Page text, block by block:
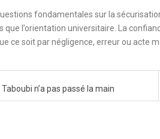
fondamentales sur la
que l’orientation universitaire. La
ce soit par négligence, erreur ou acte
Taboubi n’a pas passé la main